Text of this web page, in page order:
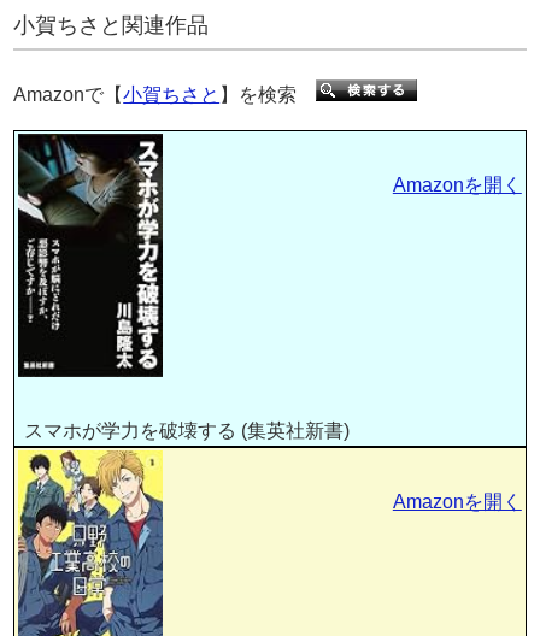
小賀ちさと関連作品
Amazonで【小賀ちさと 】を検索
スマホが学力を破壊する (集英社新書)
Amazonを開く
Amazonを開く